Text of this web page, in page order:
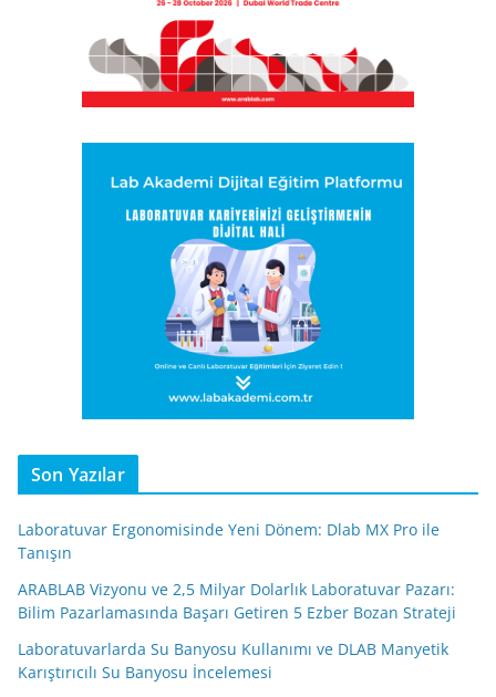
Son Yazılar
Laboratuvar Ergonomisinde Yeni Dönem: Dlab MX Pro ile
Tanışın
ARABLAB Vizyonu ve 2,5 Milyar Dolarlık Laboratuvar Pazarı:
Bilim Pazarlamasında Başarı Getiren 5 Ezber Bozan Strateji
Laboratuvarlarda Su Banyosu Kullanımı ve DLAB Manyetik
Karıştırıcılı Su Banyosu İncelemesi